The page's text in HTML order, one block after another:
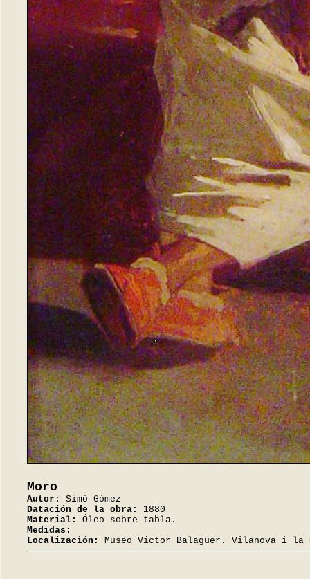
Moro
Autor:
Simó Gómez
Datación de la obra:
1880
Material:
Óleo sobre tabla.
Medidas:
Localización:
Museo Víctor Balaguer. Vilanova i la